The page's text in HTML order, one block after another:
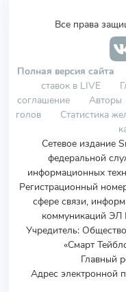
Все права
Полная версия сайта
ставок в LIVE
соглашение
Авторы
голов
Статистика
Сетевое издание
федеральной
информационных
Регистрационный
сфере связи,
коммуникаций
Учредитель:
«Смарт
Главный
Адрес электронной